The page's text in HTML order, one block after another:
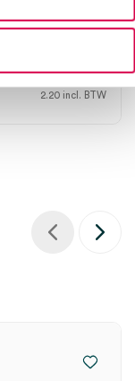
2.02
2.20 incl. BTW